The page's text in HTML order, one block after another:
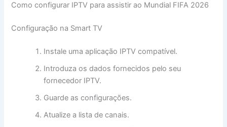
Como configurar IPTV para assistir ao Mundial FIFA 2026
Configuração na Smart TV
Instale uma aplicação IPTV compatível.
Introduza os dados fornecidos pelo seu
fornecedor IPTV.
Guarde as configurações.
Atualize a lista de canais.